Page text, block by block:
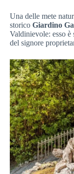
Una delle mete
storico Giardino
Valdinievole: esso è
del signore